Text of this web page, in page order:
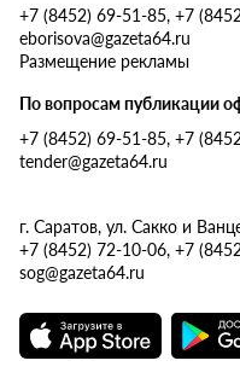
+7 (8452) 69-51-85, +7
eborisova@gazeta64.ru
Размещение рекламы
По вопросам публикации
+7 (8452) 69-51-85, +7
tender@gazeta64.ru
г. Саратов, ул. Сакко и
+7 (8452) 72-10-06, +7
sog@gazeta64.ru